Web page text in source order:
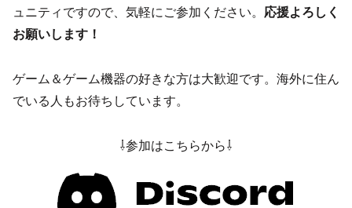
ュニティですので、気軽にご参加ください。 応援よろしく
お願いします！
ゲーム＆ゲーム機器の好きな方は大歓迎です。海外に住ん
でいる人もお待ちしています。
⇩参加はこちらから⇩